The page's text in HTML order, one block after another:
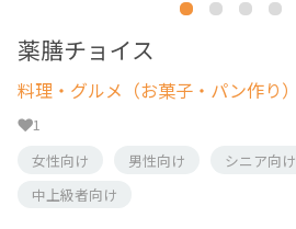
薬膳チョイス
料理・グルメ（お菓子・パン作り）
1
女性向け
男性向け シニア向け
中上級者向け